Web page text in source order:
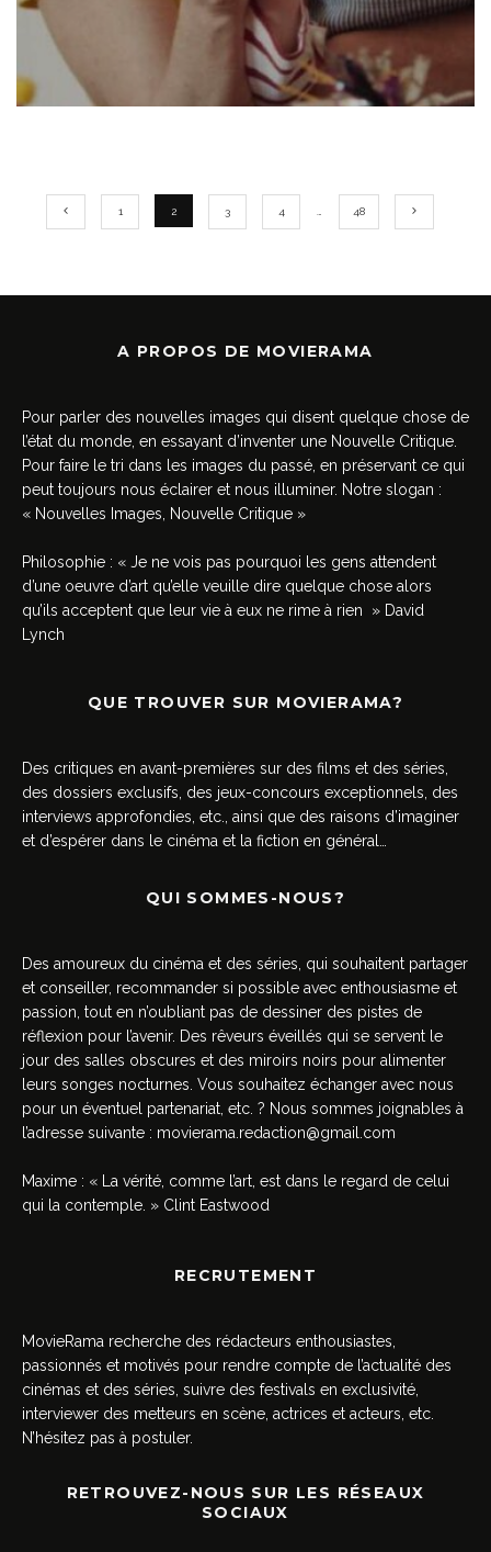
1 2 3 4 48
A PROPOS DE MOVIERAMA
Pour parler des nouvelles images qui disent quelque chose de
l’état du monde, en essayant d’inventer une Nouvelle Critique.
Pour faire le tri dans les images du passé, en préservant ce qui
peut toujours nous éclairer et nous illuminer. Notre slogan :
« Nouvelles Images, Nouvelle Critique »
Philosophie : « Je ne vois pas pourquoi les gens attendent
d’une oeuvre d’art qu’elle veuille dire quelque chose alors
qu’ils acceptent que leur vie à eux ne rime à rien » David
Lynch
QUE TROUVER SUR MOVIERAMA?
Des critiques en avant-premières sur des films et des séries,
des dossiers exclusifs, des jeux-concours exceptionnels, des
interviews approfondies, etc., ainsi que des raisons d’imaginer
et d’espérer dans le cinéma et la fiction en général…
QUI SOMMES-NOUS?
Des amoureux du cinéma et des séries, qui souhaitent partager
et conseiller, recommander si possible avec enthousiasme et
passion, tout en n’oubliant pas de dessiner des pistes de
réflexion pour l’avenir. Des rêveurs éveillés qui se servent le
jour des salles obscures et des miroirs noirs pour alimenter
leurs songes nocturnes. Vous souhaitez échanger avec nous
pour un éventuel partenariat, etc. ? Nous sommes joignables à
l’adresse suivante : movierama.redaction@gmail.com
Maxime : « La vérité, comme l’art, est dans le regard de celui
qui la contemple. » Clint Eastwood
RECRUTEMENT
MovieRama recherche des rédacteurs enthousiastes,
passionnés et motivés pour rendre compte de l’actualité des
cinémas et des séries, suivre des festivals en exclusivité,
interviewer des metteurs en scène, actrices et acteurs, etc.
N’hésitez pas à postuler.
RETROUVEZ-NOUS SUR LES RÉSEAUX
SOCIAUX